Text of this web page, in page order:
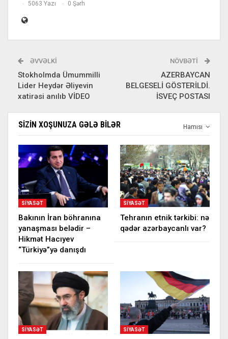
5063 Yazı 0 Şərh
ƏVVƏLKI
Stokholmda Ümummilli
Lider Heydər Əliyevin
xatirəsi anılıb VİDEO
NÖVBƏTI
AZERBAYCAN
BELGESELİ GÖSTERİLDİ.
İSVEÇ POSTASI
Hamısı
SIZIN XOŞUNUZA GƏLƏ BILƏR
SIYASƏT
Bakının İran böhranına
yanaşması belədir –
Hikmət Hacıyev
“Türkiyə”yə danışdı
SIYASƏT
Tehranın etnik tərkibi: nə
qədər azərbaycanlı var?
SIYASƏT SIYASƏT